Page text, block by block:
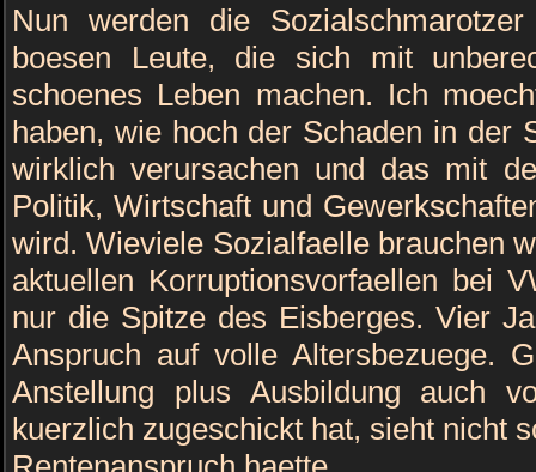
Nun werden die
boesen Leute, die sich mit
schoenes Leben machen. Ich
haben, wie hoch der Schaden in der
wirklich verursachen und das mit
Politik, Wirtschaft und
wird. Wieviele Sozialfaelle brauchen
aktuellen Korruptionsvorfaellen bei
nur die Spitze des Eisberges. Vier
Anspruch auf volle Altersbezuege.
Anstellung plus Ausbildung auch
kuerzlich zugeschickt hat, sieht nicht